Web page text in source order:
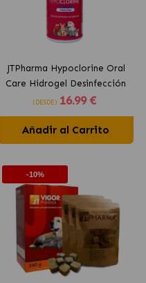
JTPharma Hypoclorine Oral
Care Hidrogel Desinfección
Zona Bucal Perros y Gatos
(DESDE) 16.99 €
Añadir al Carrito
-10%